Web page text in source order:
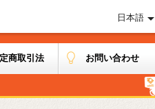
日本語
商取引法 お問い合わせ